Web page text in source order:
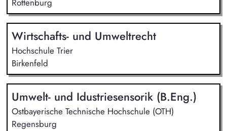
Rottenburg
Wirtschafts- und Umweltrecht
Hochschule Trier
Birkenfeld
Umwelt- und Idustriesensorik (B.Eng.)
Ostbayerische Technische Hochschule (OTH)
Regensburg